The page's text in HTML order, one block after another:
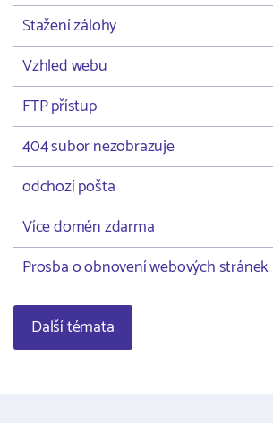
Stažení zálohy
Vzhled webu
FTP přístup
404 subor nezobrazuje
odchozí pošta
Více domén zdarma
Prosba o obnovení webových stránek
Další témata